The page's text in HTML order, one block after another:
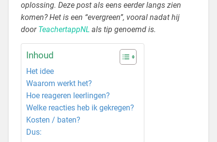
oplossing. Deze post als eens eerder langs zien
komen? Het is een “evergreen”, vooral nadat hij
door TeachertappNLals tip genoemd is.
Inhoud
Het idee
Waarom werkt het?
Hoe reageren leerlingen?
Welke reacties heb ik gekregen?
Kosten / baten?
Dus: